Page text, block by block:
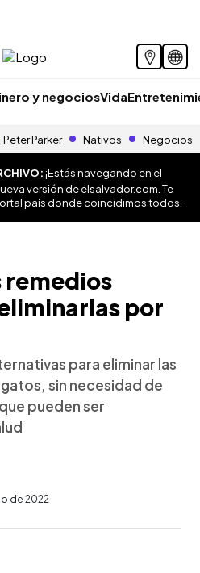
y negociosVida
Peter Parker Nativos Negocios
¡Estás navegando en el
versión deelsalvador.com . Te
país donde coincidimos todos.
remedios
por
para eliminar las
sin necesidad de
pueden ser
de 2022